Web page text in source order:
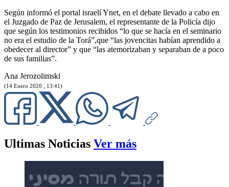
Según informó el portal israelí Ynet, en el debate llevado a cabo en
el Juzgado de Paz de Jerusalem, el representante de la Policía dijo
que según los testimonios recibidos “lo que se hacía en el seminario
no era el estudio de la Torá”,que “las jovencitas habían aprendido a
obedecer al director” y que “las atemorizaban y separaban de a poco
de sus familias”.
Ana Jerozolimski
(14 Enero 2020 , 13:41)
Ultimas Noticias Ver más